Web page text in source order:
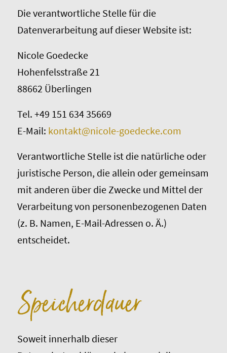
Die verantwortliche Stelle für die
Datenverarbeitung auf dieser Website ist:
Nicole Goedecke
Hohenfelsstraße 21
88662 Überlingen
Tel. +49 151 634 35669
E-Mail: kontakt@nicole-goedecke.com
Verantwortliche Stelle ist die natürliche oder
juristische Person, die allein oder gemeinsam
mit anderen über die Zwecke und Mittel der
Verarbeitung von personenbezogenen Daten
(z. B. Namen, E-Mail-Adressen o. Ä.)
entscheidet.
Speicherdauer
Soweit innerhalb dieser